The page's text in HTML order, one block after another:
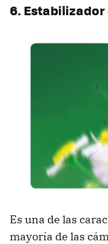
6.
Es una de las
mayoría de las